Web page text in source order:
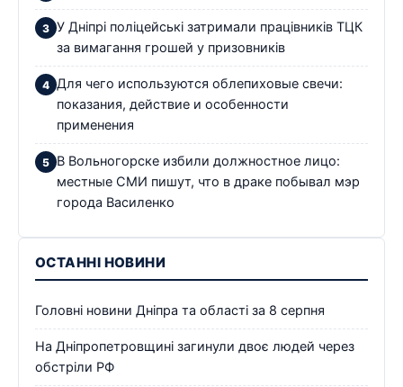
У Дніпрі поліцейські затримали працівників ТЦК
за вимагання грошей у призовників
Для чего используются облепиховые свечи:
показания, действие и особенности
применения
В Вольногорске избили должностное лицо:
местные СМИ пишут, что в драке побывал мэр
города Василенко
ОСТАННІ НОВИНИ
Головні новини Дніпра та області за 8 серпня
На Дніпропетровщині загинули двоє людей через
обстріли РФ